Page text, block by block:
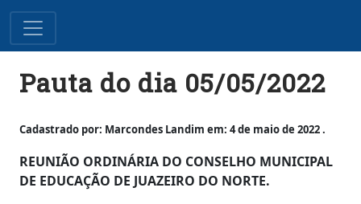
content
Pauta do dia 05/05/2022
Cadastrado por: Marcondes Landim em: 4 de maio de 2022 .
REUNIÃO ORDINÁRIA DO CONSELHO MUNICIPAL
DE EDUCAÇÃO DE JUAZEIRO DO NORTE.